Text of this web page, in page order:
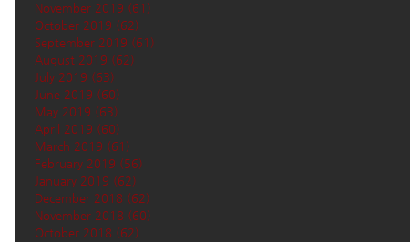
November 2019 (61)
October 2019 (62)
September 2019 (61)
August 2019 (62)
July 2019 (63)
June 2019 (60)
May 2019 (63)
April 2019 (60)
March 2019 (61)
February 2019 (56)
January 2019 (62)
December 2018 (62)
November 2018 (60)
October 2018 (62)